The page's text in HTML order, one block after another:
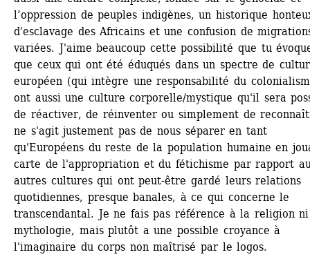
l’oppression de peuples indigènes, un historique
d'esclavage des Africains et une confusion de
variées. J'aime beaucoup cette possibilité que tu
que ceux qui ont été éduqués dans un spectre de
européen (qui intègre une responsabilité du
ont aussi une culture corporelle/mystique qu'il sera
de réactiver, de réinventer ou simplement de
ne s'agit justement pas de nous séparer en tant
qu'Européens du reste de la population humaine en
carte de l'appropriation et du fétichisme par rapport
autres cultures qui ont peut-être gardé leurs relations
quotidiennes, presque banales, à ce qui concerne le
transcendantal. Je ne fais pas référence à la religion
mythologie, mais plutôt a une possible croyance à
l'imaginaire du corps non maîtrisé par le logos.